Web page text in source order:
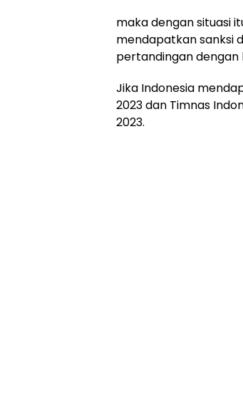
maka dengan situasi
mendapatkan sanksi
pertandingan dengan
Jika Indonesia
2023 dan Timnas
2023.